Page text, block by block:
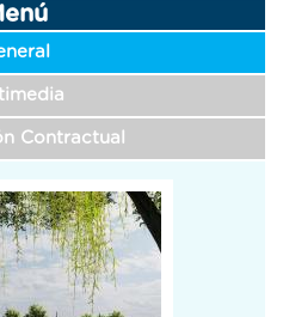
Contractual